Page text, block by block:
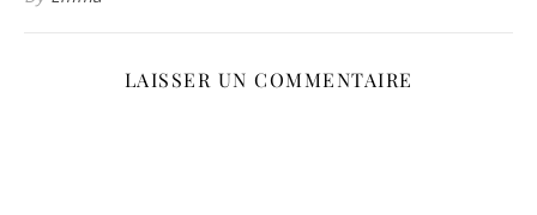
LAISSER UN COMMENTAIRE